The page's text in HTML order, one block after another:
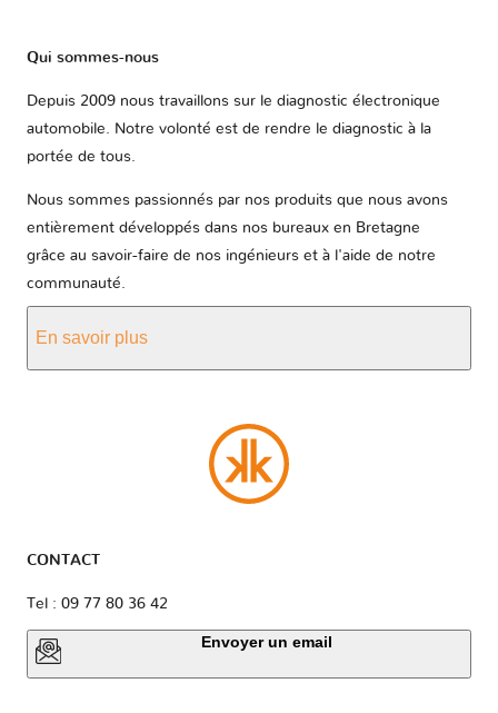
Qui sommes-nous
Depuis 2009 nous travaillons sur le diagnostic électronique
automobile. Notre volonté est de rendre le diagnostic à la
portée de tous.
Nous sommes passionnés par nos produits que nous avons
entièrement développés dans nos bureaux en Bretagne
grâce au savoir-faire de nos ingénieurs et à l'aide de notre
communauté.
En savoir plus
CONTACT
Tel : 09 77 80 36 42
Envoyer un email